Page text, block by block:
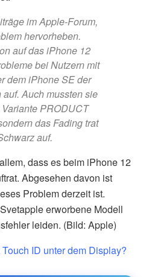
im Apple-Forum,
hervorheben.
auf das iPhone 12
bei Nutzern mit
dem iPhone SE der
Auch mussten sie
PRODUCT
das Fading trat
auf.
dass es beim iPhone 12
Abgesehen davon ist
Problem derzeit ist.
erworbene Modell
leiden. (Bild: Apple)
ID unter dem Display?